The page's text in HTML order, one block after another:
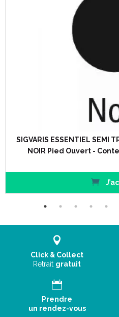
SIGVARIS ESSENTIEL SEMI
NOIR Pied Ouvert -
Click & Collect
Retrait gratuit
Prendre
un rendez-vous